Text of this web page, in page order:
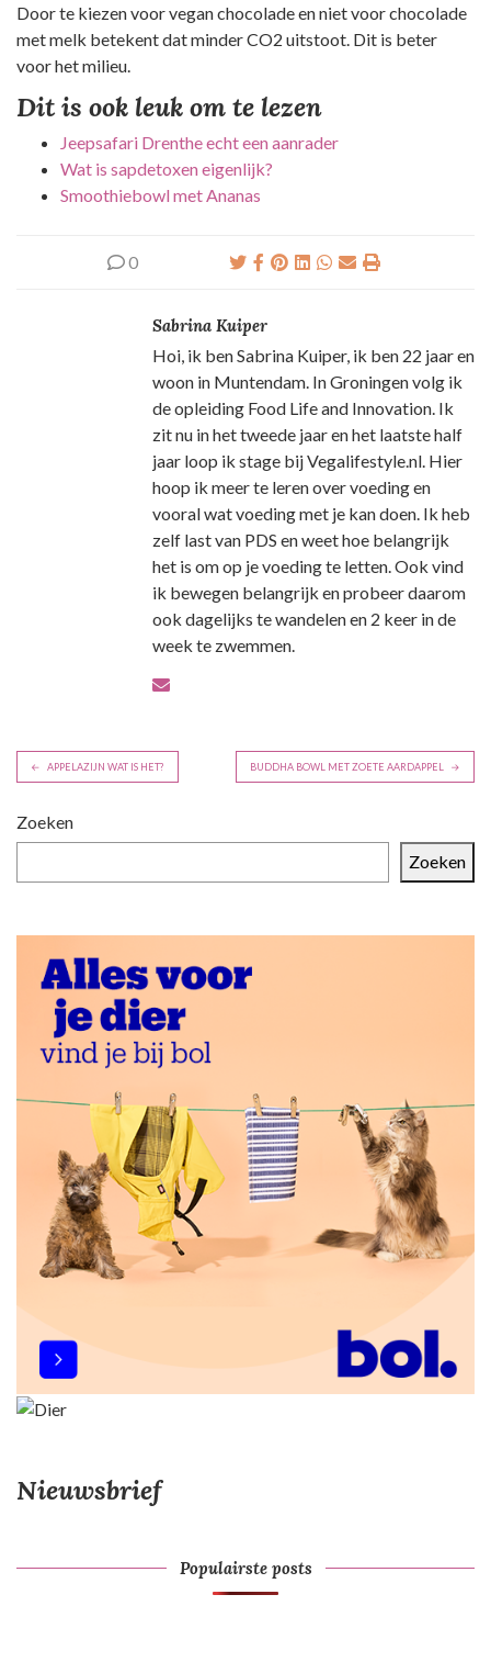
Door te kiezen voor vegan chocolade en niet voor chocolade
met melk betekent dat minder CO2 uitstoot. Dit is beter
voor het milieu.
Dit is ook leuk om te lezen
Jeepsafari Drenthe echt een aanrader
Wat is sapdetoxen eigenlijk?
Smoothiebowl met Ananas
0
Sabrina Kuiper
Hoi, ik ben Sabrina Kuiper, ik ben 22 jaar en
woon in Muntendam. In Groningen volg ik
de opleiding Food Life and Innovation. Ik
zit nu in het tweede jaar en het laatste half
jaar loop ik stage bij Vegalifestyle.nl. Hier
hoop ik meer te leren over voeding en
vooral wat voeding met je kan doen. Ik heb
zelf last van PDS en weet hoe belangrijk
het is om op je voeding te letten. Ook vind
ik bewegen belangrijk en probeer daarom
ook dagelijks te wandelen en 2 keer in de
week te zwemmen.
B
r
c
g
APPELAZIJN WAT IS HET? BUDDHA BOWL MET ZOETE AARDAPPEL
Zoeken
Zoeken
Nieuwsbrief
Populairste posts